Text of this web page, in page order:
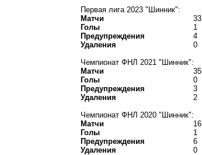
Первая лига 2023 "Шинник":
Матчи
33
Голы
1
Предупреждения
4
Удаления
0
Чемпионат ФНЛ 2021 "Шинник":
Матчи
35
Голы
0
Предупреждения
3
Удаления
2
Чемпионат ФНЛ 2020 "Шинник":
Матчи
16
Голы
1
Предупреждения
6
Удаления
0